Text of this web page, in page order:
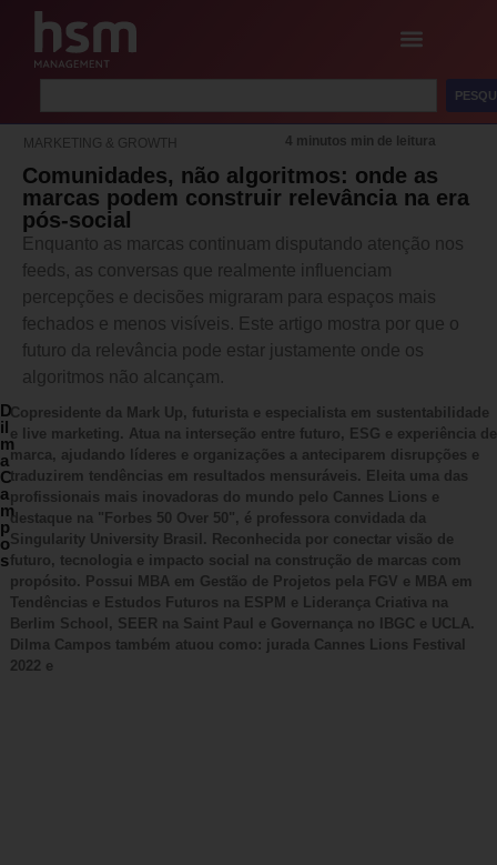
MARKETING & GROWTH 4 minutos min de leitura
Comunidades, não algoritmos: onde as
marcas podem construir relevância na era
pós-social
Enquanto as marcas continuam disputando atenção nos
feeds, as conversas que realmente influenciam
percepções e decisões migraram para espaços mais
fechados e menos visíveis. Este artigo mostra por que o
futuro da relevância pode estar justamente onde os
algoritmos não alcançam.
D
il
m
a
C
a
m
p
o
s
Copresidente da Mark Up, futurista e especialista em sustentabilidade
e live marketing. Atua na interseção entre futuro, ESG e experiência de
marca, ajudando líderes e organizações a anteciparem disrupções e
traduzirem tendências em resultados mensuráveis. Eleita uma das
profissionais mais inovadoras do mundo pelo Cannes Lions e
destaque na "Forbes 50 Over 50", é professora convidada da
Singularity University Brasil. Reconhecida por conectar visão de
futuro, tecnologia e impacto social na construção de marcas com
propósito. Possui MBA em Gestão de Projetos pela FGV e MBA em
Tendências e Estudos Futuros na ESPM e Liderança Criativa na
Berlim School, SEER na Saint Paul e Governança no IBGC e UCLA.
Dilma Campos também atuou como: jurada Cannes Lions Festival
2022 e